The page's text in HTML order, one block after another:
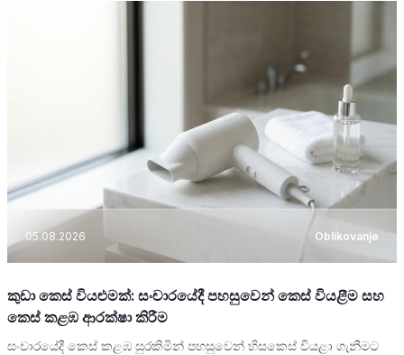
05.08.2026 Oblikovanje
කුඩා කෙස් වියළුමක්: සංචාරයේදී පහසුවෙන් කෙස් වියළීම සහ
කෙස් කළඹ ආරක්ෂා කිරීම
සංචාරයේදී කෙස් කළඹ සුරකිමින් පහසුවෙන් හිසකෙස් වියළා ගැනීමට